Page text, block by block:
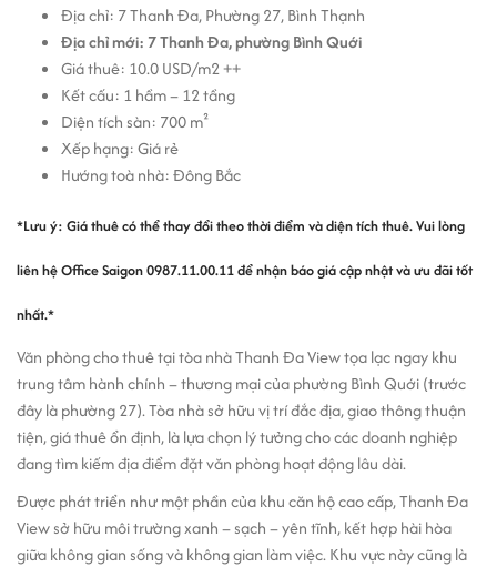
Địa chỉ: 7 Thanh Đa, Phường 27, Bình Thạnh
Địa chỉ mới: 7 Thanh Đa, phường Bình Quới
Giá thuê: 10.0 USD/m2 ++
Kết cấu: 1 hầm – 12 tầng
Diện tích sàn: 700 m²
Xếp hạng: Giá rẻ
Hướng toà nhà: Đông Bắc
*Lưu ý: Giá thuê có thể thay đổi theo thời điểm và diện tích thuê. Vui lòng
liên hệOffice Saigon 0987.11.00.11để nhận báo giá cập nhật và ưu đãi tốt
nhất.*
Văn phòng cho thuê tại tòa nhà Thanh Đa View tọa lạc ngay khu
trung tâm hành chính – thương mại của phường Bình Quới (trước
đây là phường 27). Tòa nhà sở hữu vị trí đắc địa, giao thông thuận
tiện, giá thuê ổn định, là lựa chọn lý tưởng cho các doanh nghiệp
đang tìm kiếm địa điểm đặt văn phòng hoạt động lâu dài.
Được phát triển như một phần của khu căn hộ cao cấp, Thanh Đa
View sở hữu môi trường xanh – sạch – yên tĩnh, kết hợp hài hòa
giữa không gian sống và không gian làm việc. Khu vực này cũng là